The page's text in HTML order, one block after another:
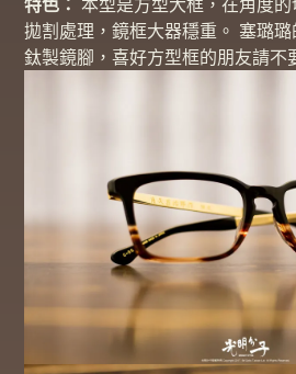
拋割處理，鏡框大器穩重。 塞璐
鈦製鏡腳，喜好方型框的朋友請不